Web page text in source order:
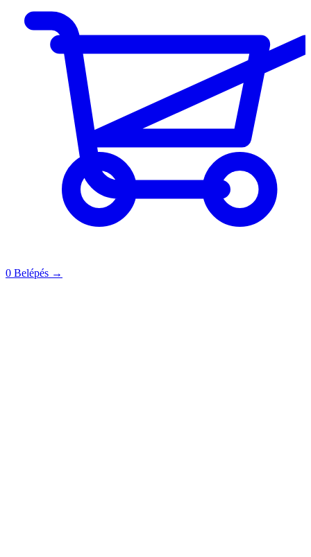
0 Belépés →